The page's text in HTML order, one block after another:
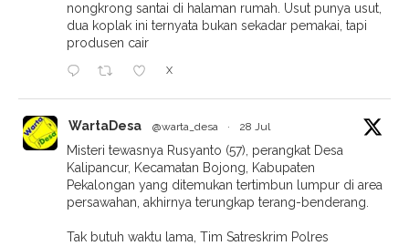
nongkrong santai di halaman rumah. Usut punya usut,
dua koplak ini ternyata bukan sekadar pemakai, tapi
produsen cair
X
WartaDesa @warta_desa · 28 Jul
Misteri tewasnya Rusyanto (57), perangkat Desa
Kalipancur, Kecamatan Bojong, Kabupaten
Pekalongan yang ditemukan tertimbun lumpur di area
persawahan, akhirnya terungkap terang-benderang.
Tak butuh waktu lama, Tim Satreskrim Polres